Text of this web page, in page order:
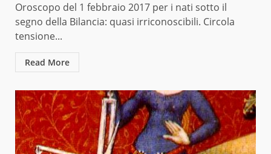
Oroscopo del 1 febbraio 2017 per i nati sotto il
segno della Bilancia: quasi irriconoscibili. Circola
tensione...
Read More